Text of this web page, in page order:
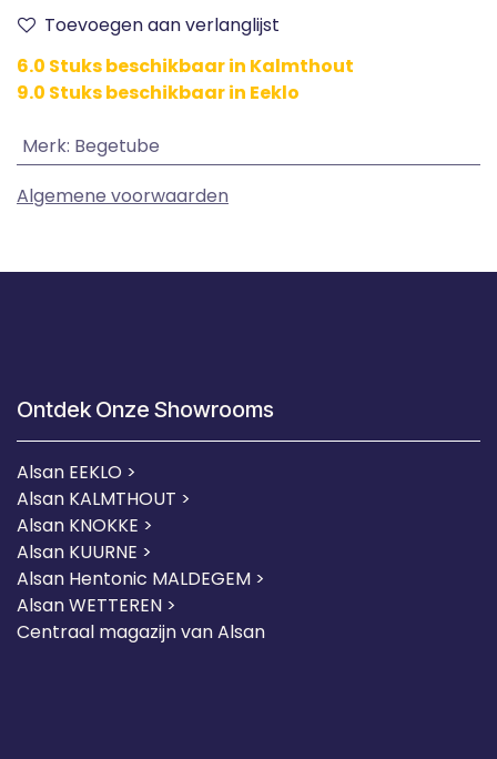
Toevoegen aan verlanglijst
6.0 Stuks beschikbaar in Kalmthout
9.0 Stuks beschikbaar in Eeklo
Merk: Begetube
Algemene voorwaarden
Ontdek Onze Showrooms
Alsan EEKLO >
Alsan KALMTHOUT >
Alsan KNOKKE >
Alsan KUURNE >
Alsan Hentonic MALDEGEM >
Alsan WETTEREN >
Centraal magazijn van Alsan